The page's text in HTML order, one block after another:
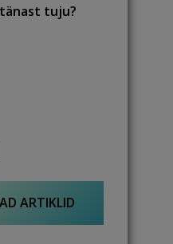
tuju?
ARTIKLID